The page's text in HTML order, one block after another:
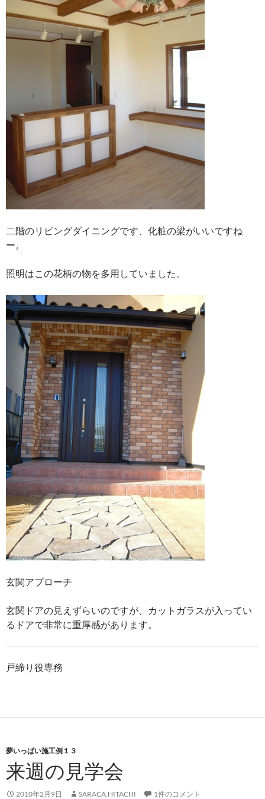
二階のリビングダイニングです、化粧の梁がいいですね
ー。
照明はこの花柄の物を多用していました。
玄関アプローチ
玄関ドアの見えずらいのですが、カットガラスが入ってい
るドアで非常に重厚感があります。
戸締り役専務
夢いっぱい施工例１３
来週の見学会
2010年2月9日 SARACA.HITACHI 1件のコメント